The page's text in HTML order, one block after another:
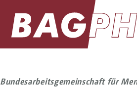
Bundesarbeitsgemeinschaft für